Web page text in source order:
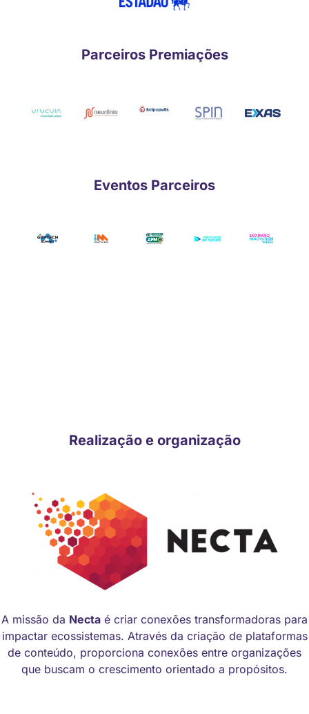
Parceiros Premiações
Eventos Parceiros
Realização e organização
A missão da Necta é criar conexões transformadoras para
impactar ecossistemas. Através da criação de plataformas
de conteúdo, proporciona conexões entre organizações
que buscam o crescimento orientado a propósitos.